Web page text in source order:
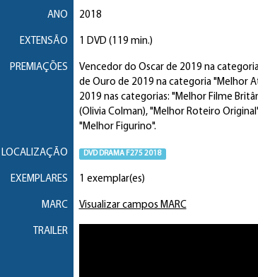
ANO 2018
EXTENSÃO 1 DVD (119 min.)
PREMIAÇÕES
Vencedor do Oscar de 2019 na
de Ouro de 2019 na categoria "Melhor
2019 nas categorias: "Melhor Filme
(Olivia Colman), "Melhor Roteiro
"Melhor Figurino".
LOCALIZAÇÃO DVD DRAMA F275 2018
EXEMPLARES 1 exemplar(es)
MARC Visualizar campos MARC
TRAILER